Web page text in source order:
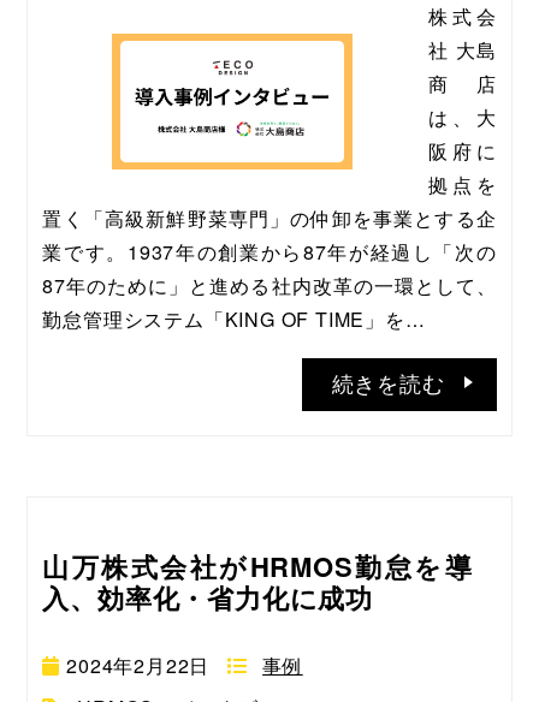
株式会
社 大島
商店
は、大
阪府に
拠点を
置く「高級新鮮野菜専門」の仲卸を事業とする企
業です。1937年の創業から87年が経過し「次の
87年のために」と進める社内改革の一環として、
勤怠管理システム「KING OF TIME」を…
続きを読む
山万株式会社がHRMOS勤怠を導
入、効率化・省力化に成功
2024年2月22日
事例